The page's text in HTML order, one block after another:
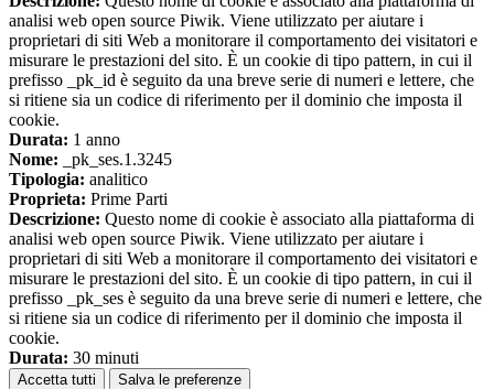
analisi web open source Piwik. Viene utilizzato per aiutare i
proprietari di siti Web a monitorare il comportamento dei visitatori e
misurare le prestazioni del sito. È un cookie di tipo pattern, in cui il
prefisso _pk_id è seguito da una breve serie di numeri e lettere, che
si ritiene sia un codice di riferimento per il dominio che imposta il
cookie.
Durata: 1 anno
Nome: _pk_ses.1.3245
Tipologia: analitico
Proprieta: Prime Parti
Descrizione: Questo nome di cookie è associato alla piattaforma di
analisi web open source Piwik. Viene utilizzato per aiutare i
proprietari di siti Web a monitorare il comportamento dei visitatori e
misurare le prestazioni del sito. È un cookie di tipo pattern, in cui il
prefisso _pk_ses è seguito da una breve serie di numeri e lettere, che
si ritiene sia un codice di riferimento per il dominio che imposta il
cookie.
Durata: 30 minuti
Accetta tutti Salva le preferenze